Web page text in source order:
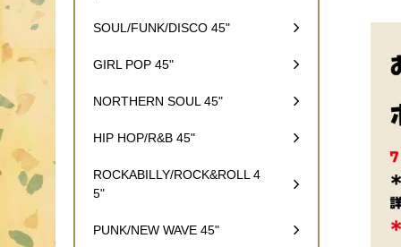
SOUL/FUNK/DISCO 45"
GIRL POP 45"
NORTHERN SOUL 45"
HIP HOP/R&B 45"
ROCKABILLY/ROCK&ROLL 4
5"
PUNK/NEW WAVE 45"